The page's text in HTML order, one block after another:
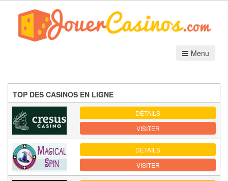
Menu
TOP DES CASINOS EN LIGNE
DÉTAILS
VISITER
DÉTAILS
VISITER